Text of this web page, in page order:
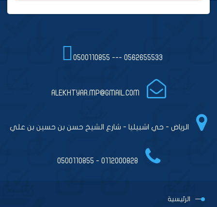
0500110855 --- 0562655533
ALEKHTYAR.MP@GMAIL.COM
الرياض - حي اشبيليا - شارع الشيخ حسن بن حسين بن علي
0112000828 - 0500110855
الرئيسية